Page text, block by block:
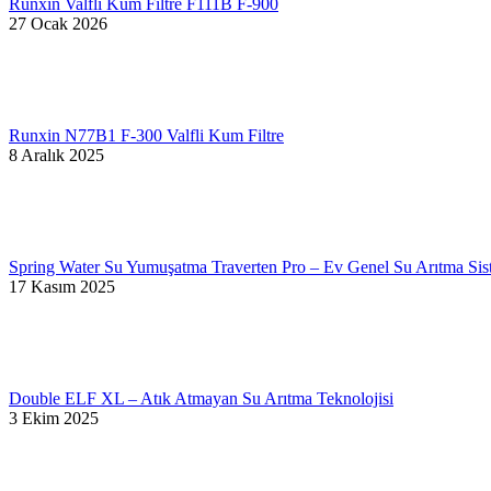
Runxin Valfli Kum Filtre F111B F-900
27 Ocak 2026
Runxin N77B1 F-300 Valfli Kum Filtre
8 Aralık 2025
Spring Water Su Yumuşatma Traverten Pro – Ev Genel Su Arıtma
17 Kasım 2025
Double ELF XL – Atık Atmayan Su Arıtma Teknolojisi
3 Ekim 2025